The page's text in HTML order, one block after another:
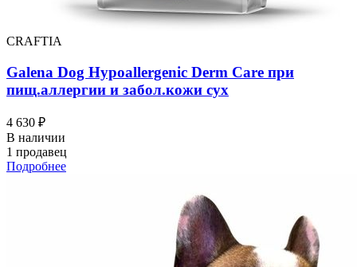
CRAFTIA
Galena Dog Hypoallergenic Derm Care при
пищ.аллергии и забол.кожи сух
4 630 ₽
В наличии
1 продавец
Подробнее